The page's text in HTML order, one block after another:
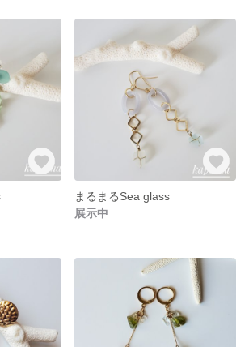
まるまるSea glass
展示中